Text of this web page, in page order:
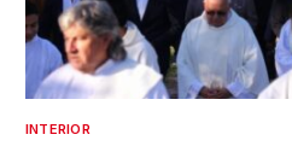
INTERIOR